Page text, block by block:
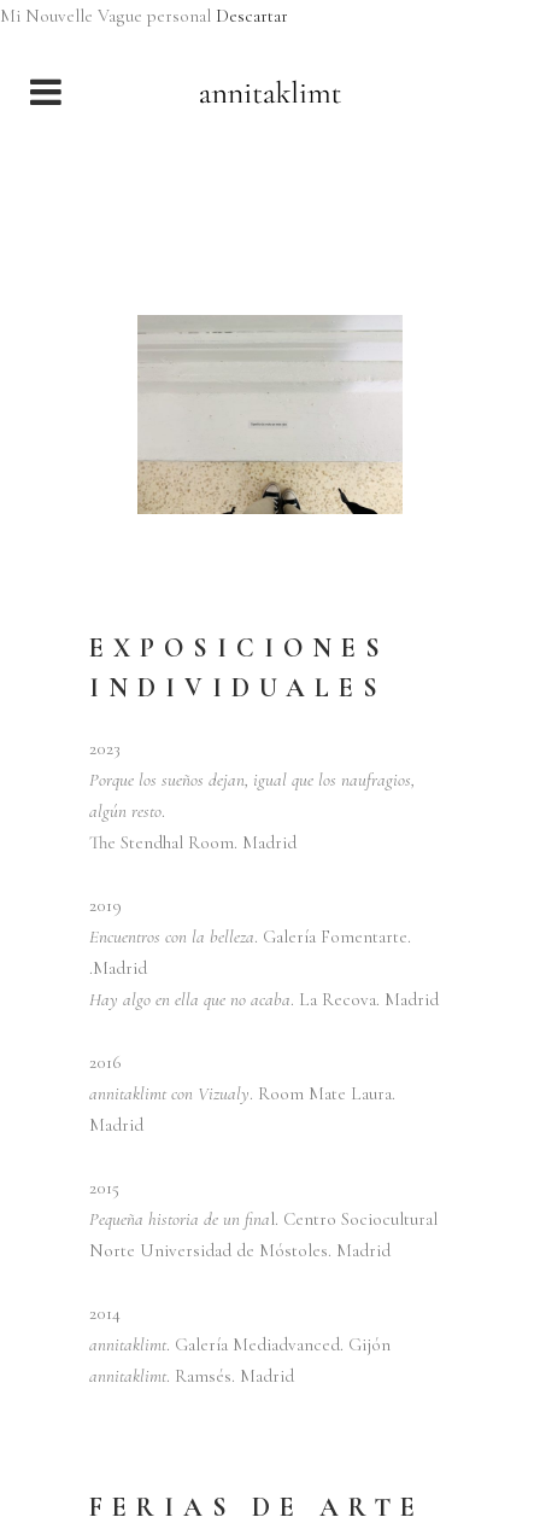
Mi Nouvelle Vague personal Descartar
EXPOSICIONES
INDIVIDUALES
2023
Porque los sueños dejan, igual que los naufragios,
algún resto.
The Stendhal Room. Madrid
2019
Encuentros con la belleza. Galería Fomentarte.
.Madrid
Hay algo en ella que no acaba. La Recova. Madrid
2016
annitaklimt con Vizualy. Room Mate Laura.
Madrid
2015
Pequeña historia de un final. Centro Sociocultural
Norte Universidad de Móstoles. Madrid
2014
annitaklimt. Galería Mediadvanced. Gijón
annitaklimt. Ramsés. Madrid
FERIAS DE ARTE